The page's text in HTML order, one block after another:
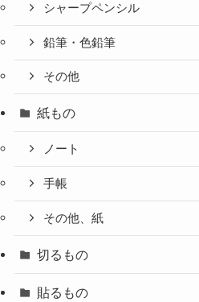
シャープペンシル
鉛筆・色鉛筆
その他
紙もの
ノート
手帳
その他、紙
切るもの
貼るもの